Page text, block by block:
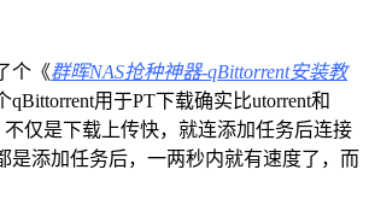
个《群晖NAS抢种神器-qBittorrent安装教
用于PT下载确实比utorrent和
不仅是下载上传快，就连添加任务后连接
是添加任务后，一两秒内就有速度了，而